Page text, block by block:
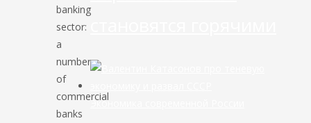
banking
sector:
a
number
of
commercial
banks
Экономика современной России